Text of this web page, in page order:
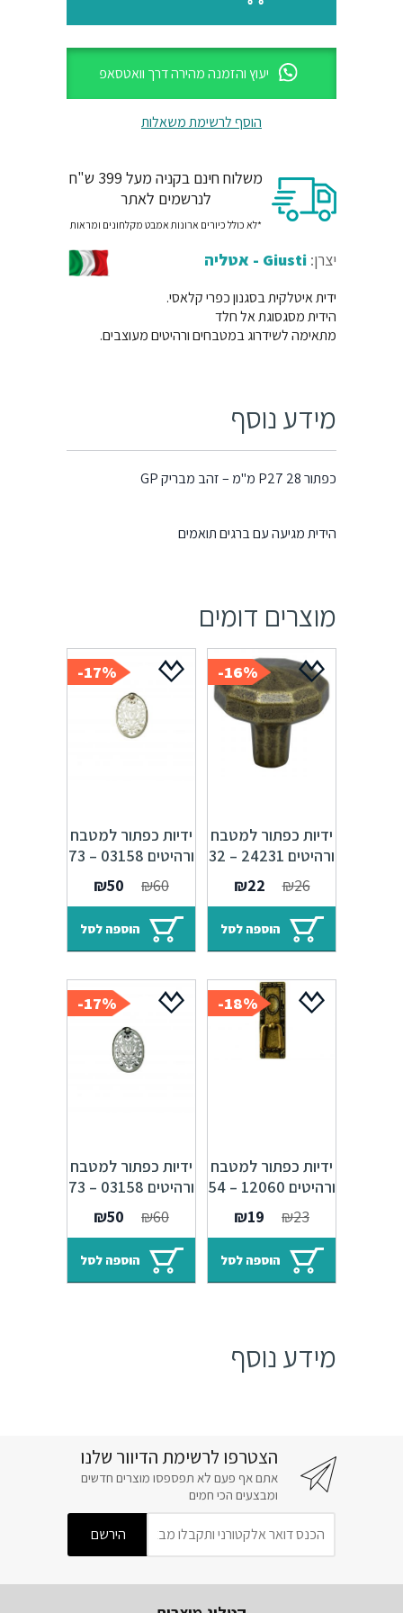
יעוץ והזמנה מהירה דרך וואטסאפ
הוסף לרשימת משאלות
משלוח חינם בקניה מעל 399 ש"ח
לנרשמים לאתר
*לא כולל כיורים ארונות אמבט מקלחונים ומראות
יצרן: Giusti - אטליה
ידית איטלקית בסגנון כפרי קלאסי.
הידית מסגסוגת אל חלד
מתאימה לשידרוג במטבחים ורהיטים מעוצבים.
מידע נוסף
כפתור P27 28 מ"מ – זהב מבריק GP
הידית מגיעה עם ברגים תואמים
מוצרים דומים
16%-
ידיות כפתור למטבח
ורהיטים 24231 – 32
מ"מ ברונזה פירנצה
M09
₪26
המחיר
המקורי
היה:
₪26.
₪22
הנוכחי
הוא:
₪22.
הוספה לסל
17%-
ידיות כפתור למטבח
ורהיטים 03158 – 73
מ"מ כסף אורינטלי
M47 Alhambra
₪60
המחיר
המקורי
היה:
₪60.
₪50
הנוכחי
הוא:
₪50.
הוספה לסל
18%-
ידיות כפתור למטבח
ורהיטים 12060 – 54
מ"מ ברונזה פירנצה
M09
₪23
המחיר
המקורי
היה:
₪23.
₪19
הנוכחי
הוא:
₪19.
הוספה לסל
17%-
ידיות כפתור למטבח
ורהיטים 03158 – 73
מ"מ כסף עתיק
Alhambra M25
₪60
המחיר
המקורי
היה:
₪60.
₪50
הנוכחי
הוא:
₪50.
הוספה לסל
מידע נוסף
הצטרפו לרשימת הדיוור שלנו
אתם אף פעם לא תפספסו מוצרים חדשים
ומבצעים הכי חמים